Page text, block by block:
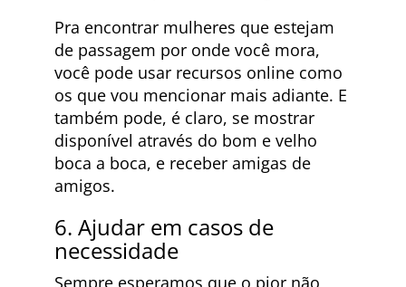
Pra encontrar mulheres que estejam
de passagem por onde você mora,
você pode usar recursos online como
os que vou mencionar mais adiante. E
também pode, é claro, se mostrar
disponível através do bom e velho
boca a boca, e receber amigas de
amigos.
6. Ajudar em casos de
necessidade
Sempre esperamos que o pior não